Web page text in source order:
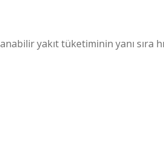
yakıt tüketiminin yanı sıra